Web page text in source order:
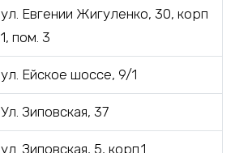
ул. Евгении Жигуленко, 30, корп
1, пом. 3
ул. Ейское шоссе, 9/1
Ул. Зиповская, 37
ул. Зиповская, 5, корп.1